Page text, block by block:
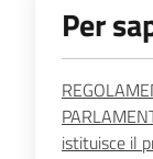
Per
istituisce il